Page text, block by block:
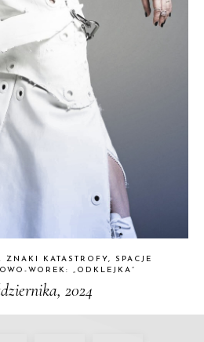
ZNAKI KATASTROFY, SPACJE
WOREK: „ODKLEJKA”
2024